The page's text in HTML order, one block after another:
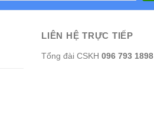
LIÊN HỆ TRỰC TIẾP
Tổng đài CSKH 096 793 1898